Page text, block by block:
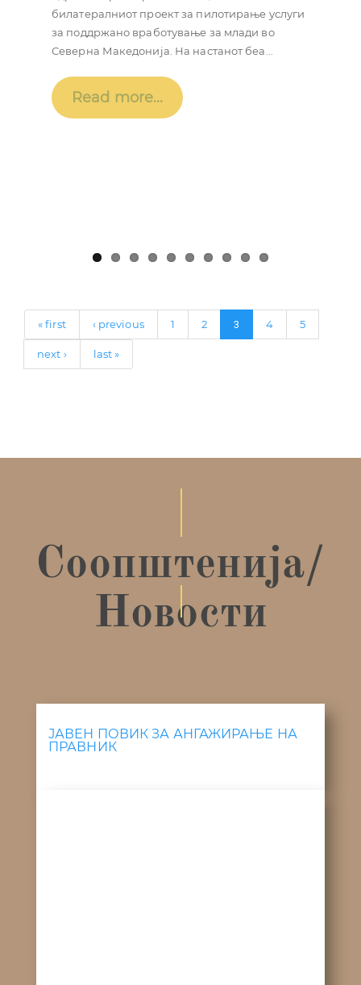
билатералниот проект за пилотирање услуги
за поддржано вработување за млади во
Северна Македонија. На настанот беа...
Read more...
“Со поетски зборови СТОП ЗА
НАСИЛСТВОТО ВРЗ ЖЕНИТЕ” ЛАГ АГРО
ЛИДЕР и општина Градско го одбележаа 25ти
елиминација на насилството врз жените и
девојчињата
Read more...
« first ‹ previous 1 2 3 4 5
next › last »
Соопштенија/
Новости
ЈАВЕН ПОВИК ЗА АНГАЖИРАЊЕ НА
ПРАВНИК